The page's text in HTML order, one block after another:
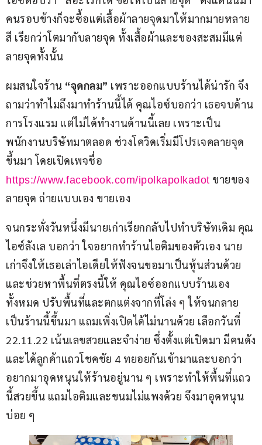
คนรอบข้างก็จะซื้อแต่เสื้อผ้าลายจุดมาให้มากมายหลาย
สี เรียกว่าโตมากับลายจุด ทั้งเสื้อผ้าและของสะสมมีแต่
ลายจุดทั้งนั้น
ผมสนใจร้าน “จุดกลม” เพราะออกแบบร้านได้น่ารัก จึง
ถามว่าทำไมถึงมาทำร้านนี้ได้ คุณไอซ์บอกว่า เธอจบด้าน
การโรงแรม แต่ไม่ได้ทำงานด้านนี้เลย เพราะเป็น
พนักงานบริษัทมาตลอด ช่วงโควิดเริ่มมีโปรเจคลายจุด
ขึ้นมา โดยเปิดเพจชื่อ
https://www.facebook.com/ipolkapolkadot ขายของ
ลายจุด ถ่ายแบบเอง ขายเอง
จนกระทั่งวันหนึ่งมีนายเก่าเรียกกลับไปทำบริษัทเดิม คุณ
ไอซ์ลังเล บอกว่า ใจอยากทำร้านไอติมของตัวเอง นาย
เก่าจึงให้เธอเล่าไอเดียให้ฟังจนขอมาเป็นหุ้นส่วนด้วย
และช่วยหาพื้นที่ตรงนี้ให้ คุณไอซ์ออกแบบร้านเอง
ทั้งหมด ปรับพื้นที่และตกแต่งจากที่โล่ง ๆ ให้จนกลาย
เป็นร้านนี้ขึ้นมา แถมเพิ่งเปิดได้ไม่นานด้วย เลือกวันที่
22.11.22 เน้นเลขสวยและจำง่าย ซึ่งตั้งแต่เปิดมา มีคนดัง
และได้ลูกค้าแถวโชคชัย 4 ทยอยกันเข้ามาและบอกว่า
อยากมาอุดหนุนให้ร้านอยู่นาน ๆ เพราะทำให้พื้นที่แถว
นี้สวยขึ้น แถมไอติมและขนมไม่แพงด้วย จึงมาอุดหนุน
บ่อย ๆ